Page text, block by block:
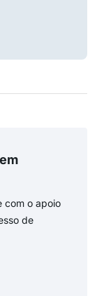
com o apoio
de